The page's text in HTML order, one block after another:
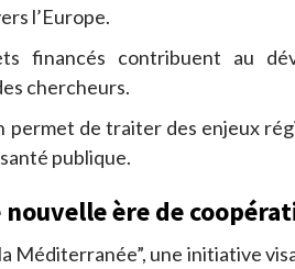
l’Europe.
financés contribuent au
chercheurs.
permet de traiter des enjeux
publique.
ère de
Méditerranée”, une initiative